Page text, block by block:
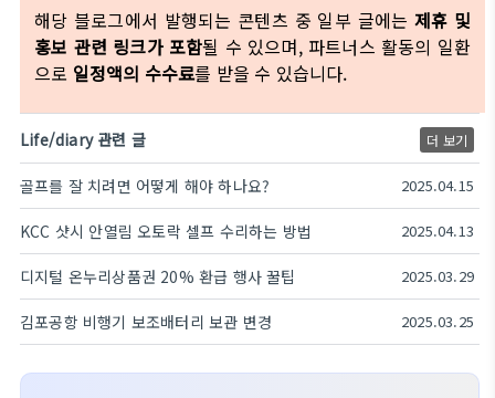
해당 블로그에서 발행되는 콘텐츠 중 일부 글에는 제휴 및
홍보 관련 링크가 포함될 수 있으며, 파트너스 활동의 일환
으로 일정액의 수수료를 받을 수 있습니다.
Life/diary 관련 글 더 보기
골프를 잘 치려면 어떻게 해야 하나요? 2025.04.15
KCC 샷시 안열림 오토락 셀프 수리하는 방법 2025.04.13
디지털 온누리상품권 20% 환급 행사 꿀팁 2025.03.29
김포공항 비행기 보조배터리 보관 변경 2025.03.25